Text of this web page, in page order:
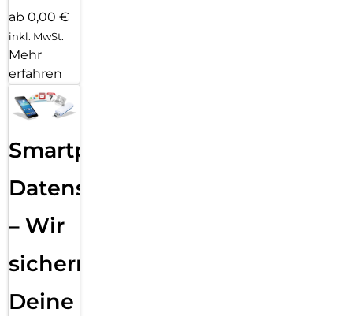
ab 0,00 €
inkl. MwSt.
Mehr
erfahren
Smartphone
Datensicherung
– Wir
sichern
Deine